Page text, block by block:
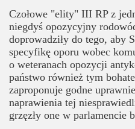
Czołowe "elity" III RP z
niegdyś opozycyjny
doprowadziły do tego, aby
specyfikę oporu wobec
o weteranach opozycji
państwo również tym
zaproponuje godne
naprawienia tej
grzęzły one w parlamencie